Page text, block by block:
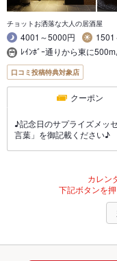
チョットお洒落な大人の居酒屋
4001～5000円
1501
ﾚｲﾝﾎﾞｰ通りから東に500m
口コミ投稿特典対象店
クーポン
♪記念日のサプライズメッ
言葉」を御記載ください♪
カレン
下記ボタンを